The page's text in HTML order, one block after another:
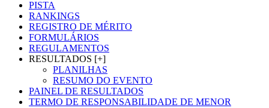
PISTA
RANKINGS
REGISTRO DE MÉRITO
FORMULÁRIOS
REGULAMENTOS
RESULTADOS [+]
PLANILHAS
RESUMO DO EVENTO
PAINEL DE RESULTADOS
TERMO DE RESPONSABILIDADE DE MENOR